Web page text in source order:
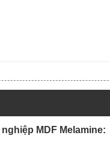
MDF Melamine: